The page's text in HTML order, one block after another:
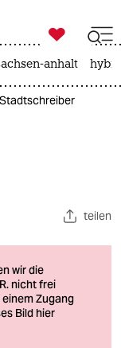

taz zahl ich
anhalt
teilen